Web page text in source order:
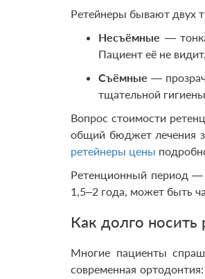
Ретейнеры бывают двух
Несъёмные —
Пациент её не
Съёмные —
тщательной
Вопрос стоимости
общий бюджет лечения
ретейнеры цены
Ретенционный период —
1,5–2 года, может быть
Как долго носить
Многие пациенты
современная